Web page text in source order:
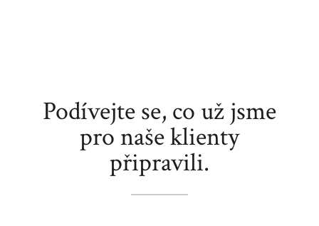
Podívejte se, co už jsme
pro naše klienty
připravili.